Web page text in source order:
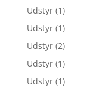
Udstyr (1)
Udstyr (1)
Udstyr (2)
Udstyr (1)
Udstyr (1)